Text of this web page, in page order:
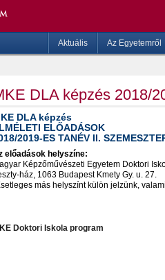
Aktuális Az Egyetemről
DLA képzés 2018/
DLA képzés
ELŐADÁSOK
2019-ES TANÉV II.
előadások helyszíne:
Képzőművészeti Egyetem Doktori
ház, 1063 Budapest Kmety Gy. u. 27.
más helyszínt külön jelzünk,
Doktori Iskola program